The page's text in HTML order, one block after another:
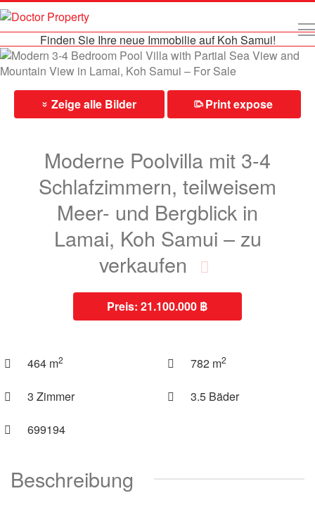
Finden Sie Ihre neue Immobilie auf Koh Samui!
»Zeige alle Bilder ⎙Print expose
Moderne Poolvilla mit 3-4
Schlafzimmern, teilweisem
Meer- und Bergblick in
Lamai, Koh Samui – zu
verkaufen
Preis: 21.100.000 ฿
464 m2 782 m2
3 Zimmer 3.5 Bäder
699194
Beschreibung